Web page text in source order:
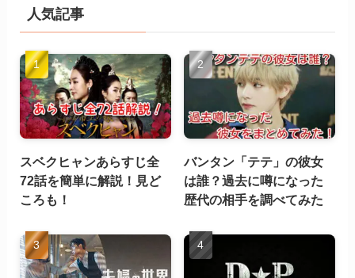
人気記事
スベクヒャンあらすじ全
72話を簡単に解説！見ど
ころも！
バンタン「テテ」の彼女
は誰？過去に噂になった
歴代の相手を調べてみた